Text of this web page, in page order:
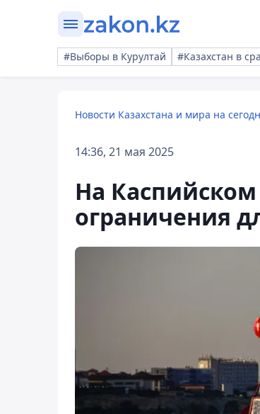
#Выборы в Курултай #Казахстан в
Новости Казахстана и мира на
14:36, 21 мая 2025
На
ограничения